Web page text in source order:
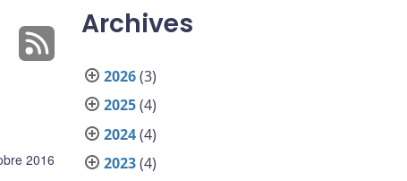
2016
Archives
2026(3)
2025(4)
2024(4)
2023(4)